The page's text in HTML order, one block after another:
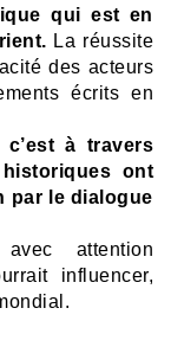
qui est en
La réussite
des acteurs
écrits en
c’est à travers
ont
par le dialogue
attention
influencer,